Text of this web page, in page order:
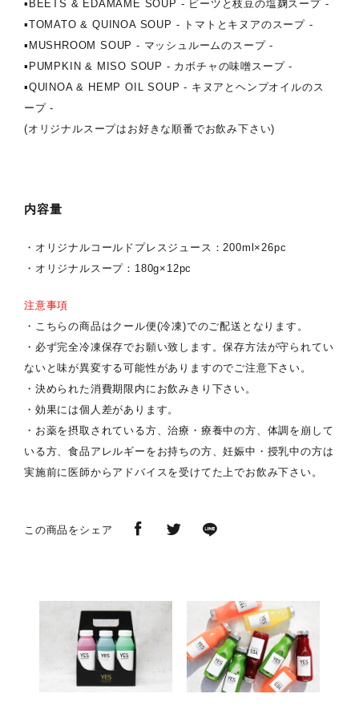
▪︎BEETS & EDAMAME SOUP - ビーツと枝豆の塩麹スープ -
▪︎TOMATO & QUINOA SOUP - トマトとキヌアのスープ -
▪︎MUSHROOM SOUP - マッシュルームのスープ -
▪︎PUMPKIN & MISO SOUP - カボチャの味噌スープ -
▪︎QUINOA & HEMP OIL SOUP - キヌアとヘンプオイルのス
ープ -
(オリジナルスープはお好きな順番でお飲み下さい)
内容量
・オリジナルコールドプレスジュース：200ml×26pc
・オリジナルスープ：180g×12pc
注意事項
・こちらの商品はクール便(冷凍)でのご配送となります。
・必ず完全冷凍保存でお願い致します。保存方法が守られてい
ないと味が異変する可能性がありますのでご注意下さい。
・決められた消費期限内にお飲みきり下さい。
・効果には個人差があります。
・お薬を摂取されている方、治療・療養中の方、体調を崩して
いる方、食品アレルギーをお持ちの方、妊娠中・授乳中の方は
実施前に医師からアドバイスを受けてた上でお飲み下さい。
この商品をシェア